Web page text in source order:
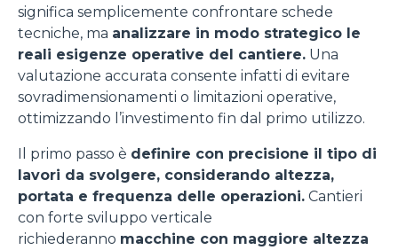
significa semplicemente confrontare schede
tecniche, ma analizzare in modo strategico le
reali esigenze operative del cantiere. Una
valutazione accurata consente infatti di evitare
sovradimensionamenti o limitazioni operative,
ottimizzando l’investimento fin dal primo utilizzo.
Il primo passo è definire con precisione il tipo di
lavori da svolgere, considerando altezza,
portata e frequenza delle operazioni. Cantieri
con forte sviluppo verticale
richiederanno macchine con maggiore altezza